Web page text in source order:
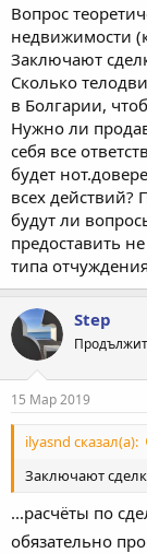
Вопрос
недвижимости
Заключают
Сколько
в Болгарии,
Нужно ли
себя все
будет
всех
будут ли
предоставить
типа
Step
15 Мар 2019
ilyasnd сказал(а):
Заключают
...расчёты по
обязательно